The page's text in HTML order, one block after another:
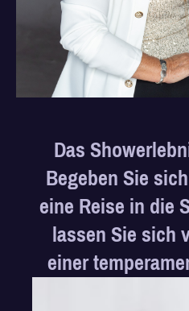
Das
Begeben Sie
eine Reise in die
lassen Sie sich
einer